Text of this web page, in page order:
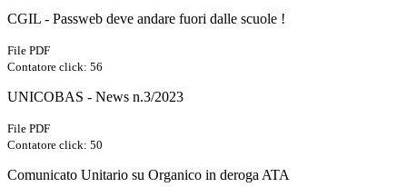
CGIL - Passweb deve andare fuori dalle scuole !
File PDF
Contatore click: 56
UNICOBAS - News n.3/2023
File PDF
Contatore click: 50
Comunicato Unitario su Organico in deroga ATA